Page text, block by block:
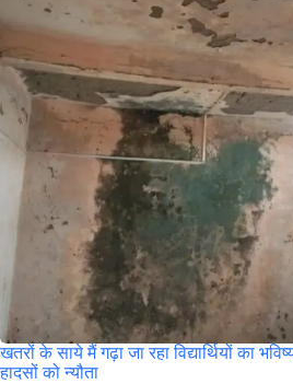
खतरों के साये मैं गढ़ा जा रहा विद्यार्थियों का
हादसों को न्यौता